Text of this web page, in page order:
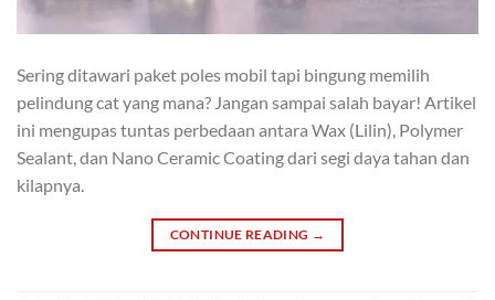
Sering ditawari paket poles mobil tapi bingung memilih
pelindung cat yang mana? Jangan sampai salah bayar! Artikel
ini mengupas tuntas perbedaan antara Wax (Lilin), Polymer
Sealant, dan Nano Ceramic Coating dari segi daya tahan dan
kilapnya.
CONTINUE READING →